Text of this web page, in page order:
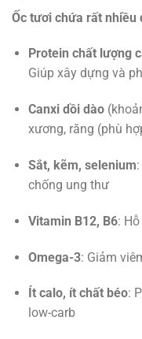
Ốc tươi chứa rất nhiều
Protein chất lượng
Giúp xây dựng và
Canxi dồi dào
xương, răng (phù
Sắt, kẽm, selenium
chống ung thư
Vitamin B12, B6:
Omega-3: Giảm
Ít calo, ít chất béo:
low-carb